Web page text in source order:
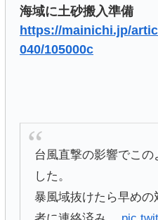
海域に土砂搬入準備
https://mainichi.jp/
040/105000c
台風直撃の影響でこの
した。
暴風域抜けたら早め